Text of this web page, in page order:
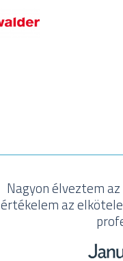
Nagyon élveztem
értékelem az